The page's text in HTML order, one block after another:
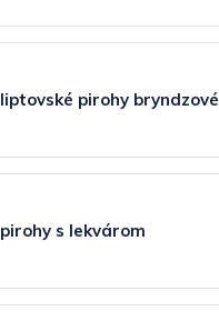
liptovské pirohy bryndzové
pirohy s lekvárom